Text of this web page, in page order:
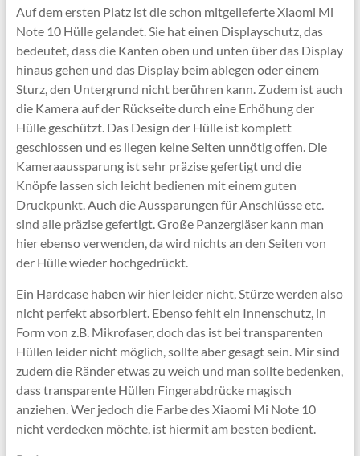
Auf dem ersten Platz ist die schon mitgelieferte Xiaomi Mi
Note 10 Hülle gelandet. Sie hat einen Displayschutz, das
bedeutet, dass die Kanten oben und unten über das Display
hinaus gehen und das Display beim ablegen oder einem
Sturz, den Untergrund nicht berühren kann. Zudem ist auch
die Kamera auf der Rückseite durch eine Erhöhung der
Hülle geschützt. Das Design der Hülle ist komplett
geschlossen und es liegen keine Seiten unnötig offen. Die
Kameraaussparung ist sehr präzise gefertigt und die
Knöpfe lassen sich leicht bedienen mit einem guten
Druckpunkt. Auch die Aussparungen für Anschlüsse etc.
sind alle präzise gefertigt. Große Panzergläser kann man
hier ebenso verwenden, da wird nichts an den Seiten von
der Hülle wieder hochgedrückt.
Ein Hardcase haben wir hier leider nicht, Stürze werden also
nicht perfekt absorbiert. Ebenso fehlt ein Innenschutz, in
Form von z.B. Mikrofaser, doch das ist bei transparenten
Hüllen leider nicht möglich, sollte aber gesagt sein. Mir sind
zudem die Ränder etwas zu weich und man sollte bedenken,
dass transparente Hüllen Fingerabdrücke magisch
anziehen. Wer jedoch die Farbe des Xiaomi Mi Note 10
nicht verdecken möchte, ist hiermit am besten bedient.